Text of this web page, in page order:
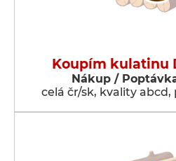
Koupím kulatinu
Nákup /
celá čr/sk, kvality